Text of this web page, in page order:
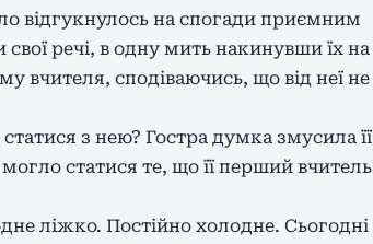
відгукнулось на спогади приємним
речі, в одну мить накинувши їх на
вчителя, сподіваючись, що від неї не
з нею? Гостра думка змусила її
статися те, що її перший вчитель
ліжко. Постійно холодне. Сьогодні